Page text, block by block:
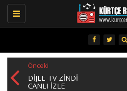
Toggle
navigation
Önceki
DİJLE TV ZINDI
CANLI İZLE